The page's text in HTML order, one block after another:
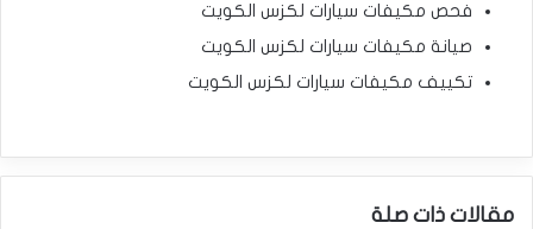
فحص مكيفات سيارات لكزس الكويت
صيانة مكيفات سيارات لكزس الكويت
تكييف مكيفات سيارات لكزس الكويت
مقالات ذات صلة